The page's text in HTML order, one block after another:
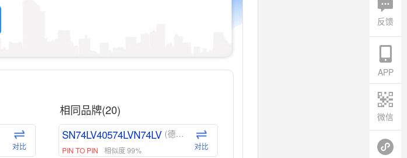
对比
相同品牌(20)
SN74LV40574LVN74LV (德州仪器-TI)
PIN TO PIN 相似度 99% 对比
反馈
APP
微信